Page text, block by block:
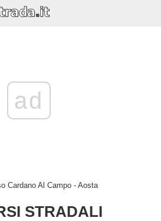
ad
Cardano Al Campo - Aosta
STRADALI